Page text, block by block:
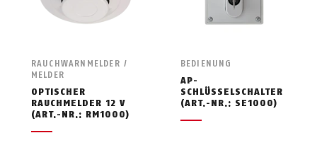
RAUCHWARNMELDER /
MELDER
OPTISCHER
RAUCHMELDER 12 V
(ART.-NR.: RM1000)
BEDIENUNG
AP-
SCHLÜSSELSCHALTER
(ART.-NR.: SE1000)